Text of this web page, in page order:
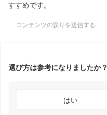
すすめです。
コンテンツの誤りを送信する
選び方は参考になりましたか？
はい